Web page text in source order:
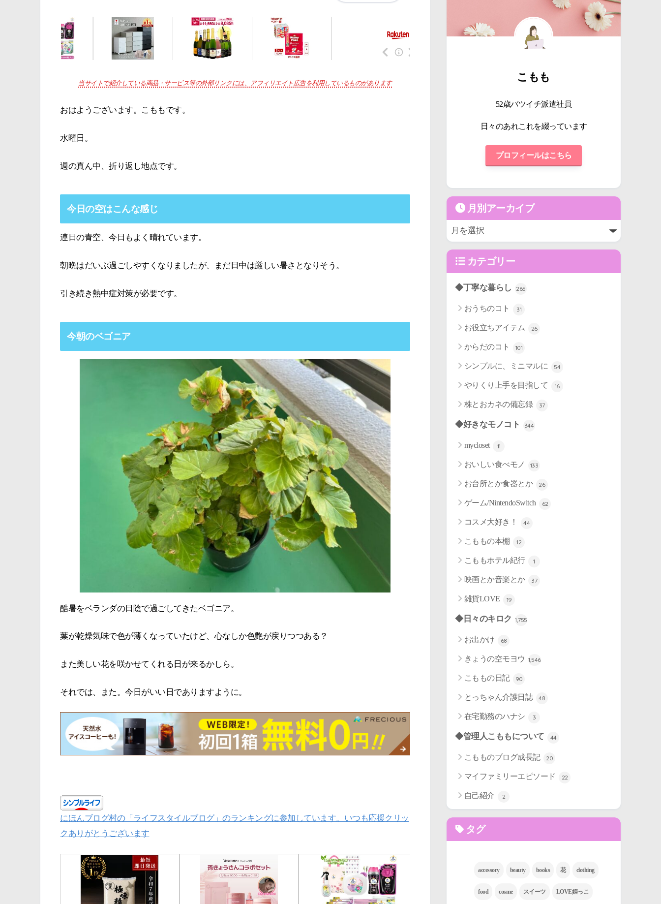
当サイトで紹介している商品・サービス等の外部リンクには、アフィリエイト広告を利用しているものがあります
おはようございます。こももです。
水曜日。
週の真ん中、折り返し地点です。
今日の空はこんな感じ
連日の青空、今日もよく晴れています。
朝晩はだいぶ過ごしやすくなりましたが、まだ日中は厳しい暑さとなりそう。
引き続き熱中症対策が必要です。
今朝のベゴニア
酷暑をベランダの日陰で過ごしてきたベゴニア。
葉が乾燥気味で色が薄くなっていたけど、心なしか色艶が戻りつつある？
また美しい花を咲かせてくれる日が来るかしら。
それでは、また。今日がいい日でありますように。
にほんブログ村の「ライフスタイルブログ」のランキングに参加しています。いつも応援クリッ
クありがとうございます
こもも
52歳バツイチ派遣社員
日々のあれこれを綴っています
プロフィールはこちら
月別アーカイブ
カテゴリー
◆丁寧な暮らし 265
おうちのコト 31
お役立ちアイテム 26
からだのコト 101
シンプルに、ミニマルに 54
やりくり上手を目指して 16
株とおカネの備忘録 37
◆好きなモノコト 344
mycloset 11
おいしい食べモノ 133
お台所とか食器とか 26
ゲーム/NintendoSwitch 62
コスメ大好き！ 44
こももの本棚 12
こももホテル紀行 1
映画とか音楽とか 37
雑貨LOVE 19
◆日々のキロク 1,755
お出かけ 68
きょうの空モヨウ 1,546
こももの日記 90
とっちゃん介護日誌 48
在宅勤務のハナシ 3
◆管理人こももについて 44
こもものブログ成長記 20
マイファミリーエピソード 22
自己紹介 2
タグ
accessory beauty books 花 clothing
food cosme スイーツ LOVE姪っこ